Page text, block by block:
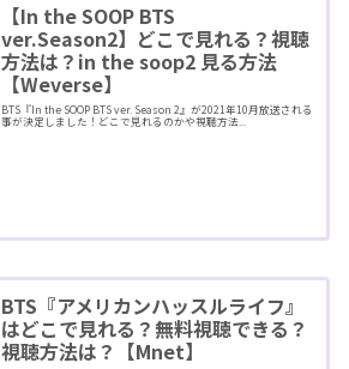
【In the SOOP BTS
ver.Season2】どこで見れる？視聴
方法は？in the soop2 見る方法
【Weverse】
BTS『In the SOOP BTS ver. Season 2』が2021年10月放送される
事が決定しました！どこで見れるのかや視聴方法...
BTS『アメリカンハッスルライフ』
はどこで見れる？無料視聴できる？
視聴方法は？【Mnet】